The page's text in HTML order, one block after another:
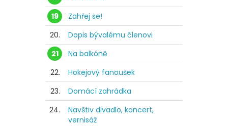
19
Zahřej se!
20.
Dopis bývalému členovi
21
Na balkóně
22.
Hokejový fanoušek
23.
Domácí zahrádka
24.
Navštiv divadlo, koncert,
vernisáž